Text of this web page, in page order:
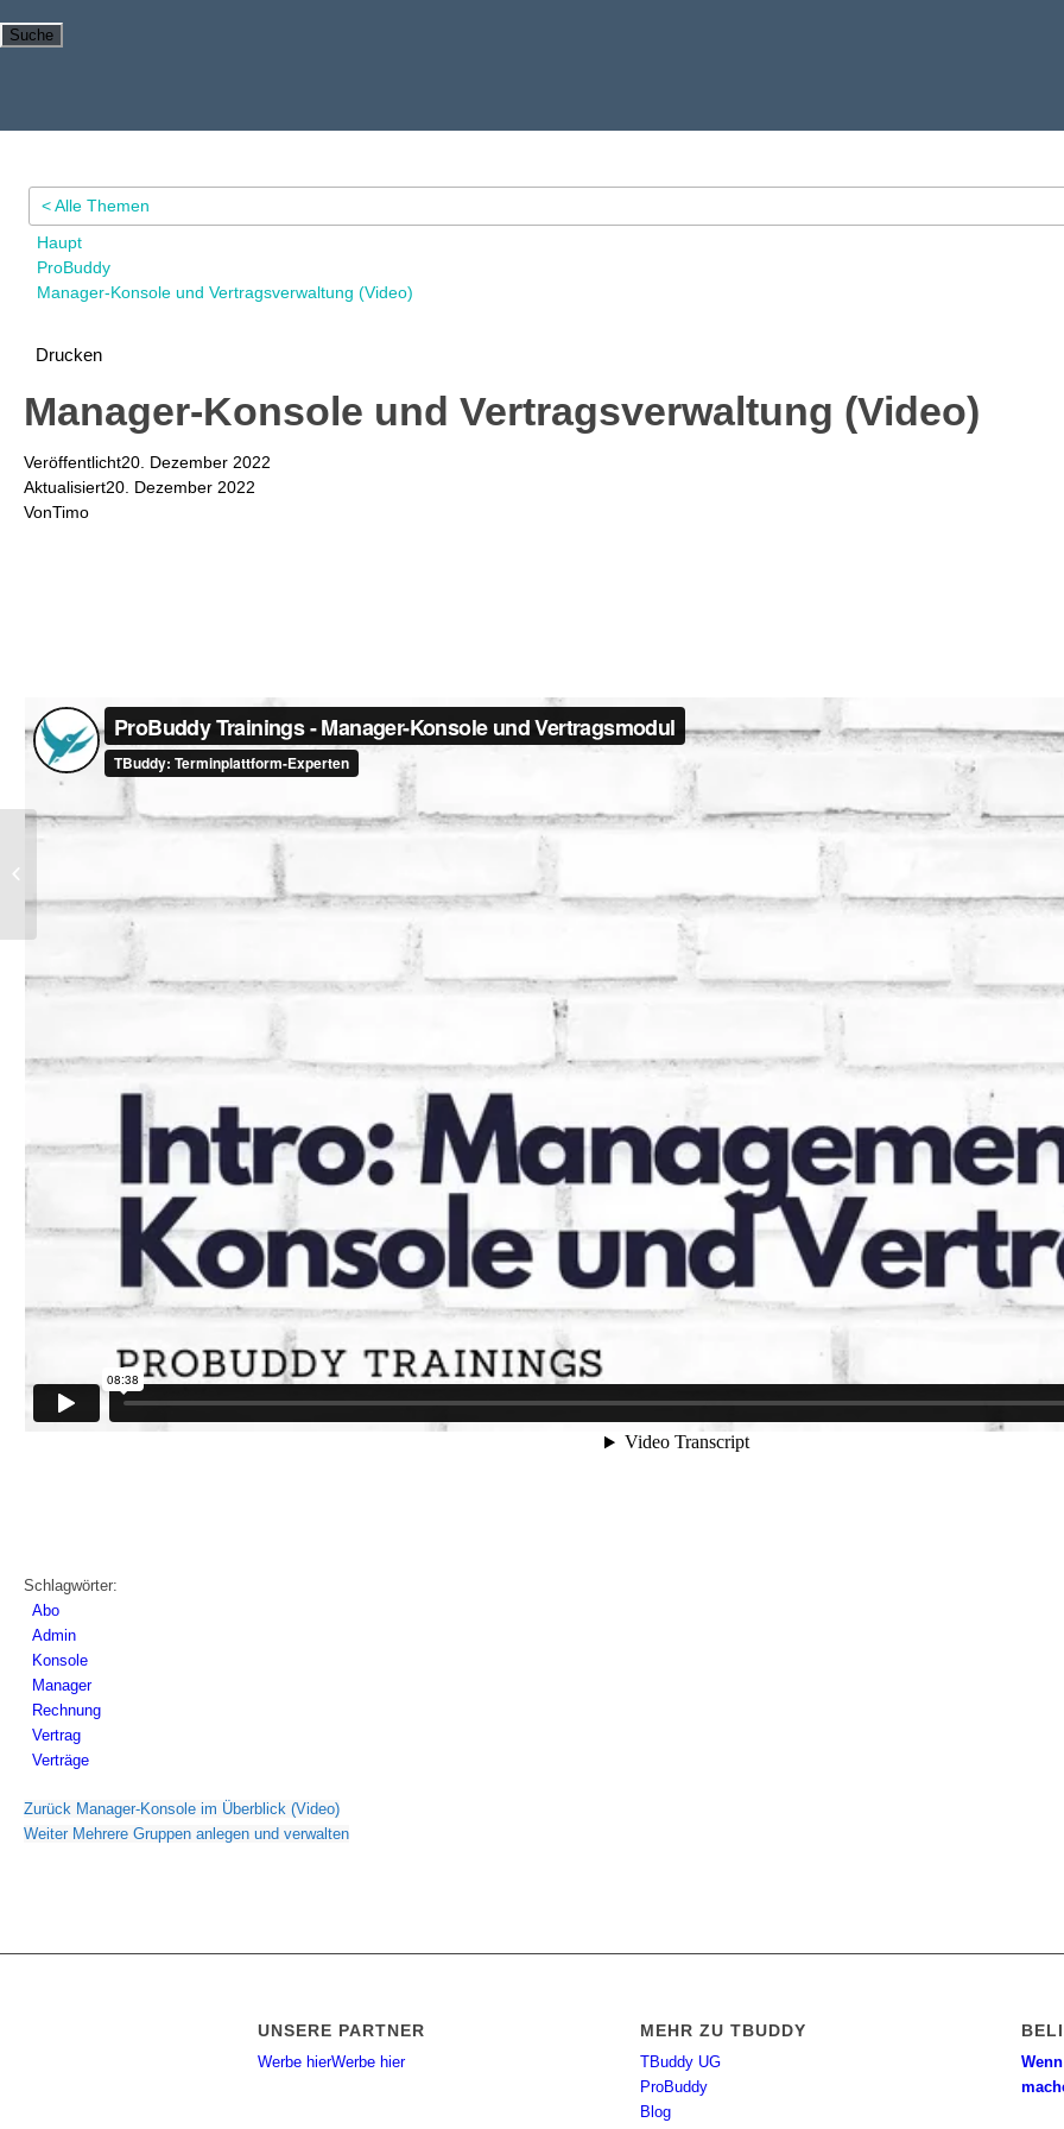
Suche
< Alle Themen
Haupt
ProBuddy
Manager-Konsole und Vertragsverwaltung (Video)
Drucken
Manager-Konsole und Vertragsverwaltung (Video)
Veröffentlicht20. Dezember 2022
Aktualisiert20. Dezember 2022
VonTimo
Schlagwörter:
Abo
Admin
Konsole
Manager
Rechnung
Vertrag
Verträge
Zurück Manager-Konsole im Überblick (Video)
Weiter Mehrere Gruppen anlegen und verwalten
UNSERE PARTNER
Werbe hierWerbe hier
MEHR ZU TBUDDY
TBuddy UG
ProBuddy
Blog